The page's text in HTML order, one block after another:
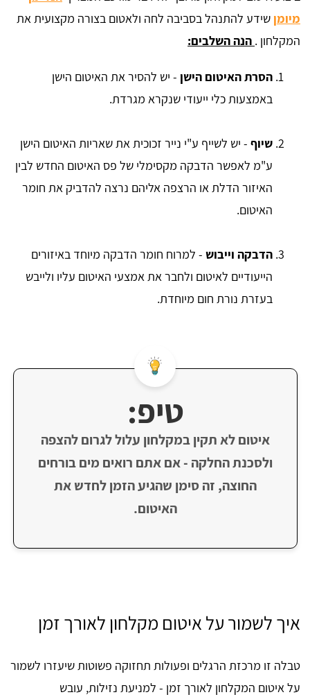
מיומן שידע להתנהל בסביבה לחה ולאטום בצורה מקצועית את
המקלחון . הנה השלבים:
הסרת האיטום הישן - יש להסיר את האיטום הישן
באמצעות כלי ייעודי שנקרא מגרדת.
שיוף - יש לשייף ע"י נייר זכוכית את שאריות האיטום הישן
ע"מ לאפשר הדבקה מקסימלי של פס האיטום החדש לבין
האיזור הדלת או הרצפה אליהם נרצה להדביק את חומר
האיטום.
הדבקה וייבוש - למרוח חומר הדבקה מיוחד באיזורים
הייעודיים לאיטום ולחבר את אמצעי האיטום עליו ולייבש
בעזרת נורת חום מיוחדת.
טיפ:
איטום לא תקין במקלחון עלול לגרום להצפה
ולסכנת החלקה - אם אתם רואים מים בורחים
החוצה, זה סימן שהגיע הזמן לחדש את
האיטום.
איך לשמור על איטום מקלחון לאורך זמן
טבלה זו מרכזת הרגלים ופעולות תחזוקה פשוטות שיעזרו לשמור
על איטום המקלחון לאורך זמן - למניעת נזילות, עובש